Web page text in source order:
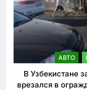
АВТО
В Узбекистане
врезался в